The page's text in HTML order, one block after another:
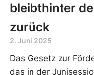
bleibthinter
zurück
2. Juni 2025
Das Gesetz zur
das in der